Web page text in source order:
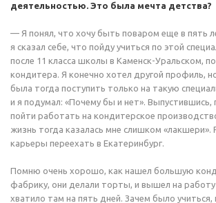
деятельностью. Это была мечта детства?
— Я понял, что хочу быть поваром еще в пять
я сказал себе, что пойду учиться по этой
после 11 класса школы в Каменск-Уральском,
кондитера. Я конечно хотел другой профиль,
была тогда поступить только на такую
и я подумал: «Почему бы и нет». Выпустившись,
пойти работать на кондитерское
жизнь тогда казалась мне слишком «лакшери».
карьеры переехать в Екатеринбург.
Помню очень хорошо, как нашел большую
фабрику, они делали торты, и вышел на
хватило там на пять дней. Зачем было учиться,